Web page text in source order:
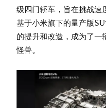
级四门轿车，旨在挑战速
基于小米旗下的量产版
的提升和改造，成为了一
怪兽。